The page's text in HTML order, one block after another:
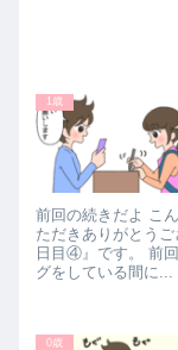
1歳
前回の続きだよ こ
ただきありがとう
日目④』です。 前
グをしている間に...
0歳